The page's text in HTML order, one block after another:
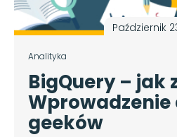
Październik
Analityka
BigQuery – jak
Wprowadzenie
geeków